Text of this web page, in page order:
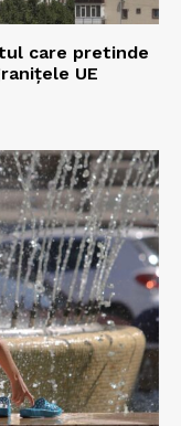
care pretinde
UE